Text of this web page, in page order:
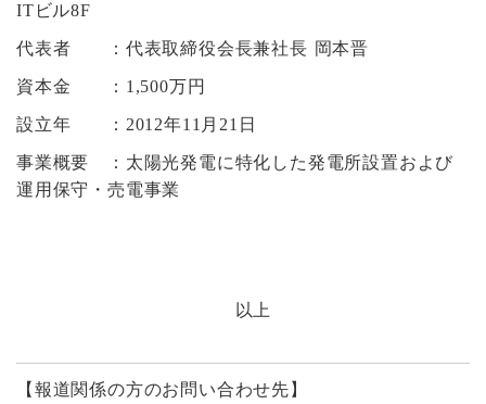
ITビル8F
代表者 ：代表取締役会長兼社長 岡本晋
資本金 ：1,500万円
設立年 ：2012年11月21日
事業概要 ：太陽光発電に特化した発電所設置および
運用保守・売電事業
以上
【報道関係の方のお問い合わせ先】